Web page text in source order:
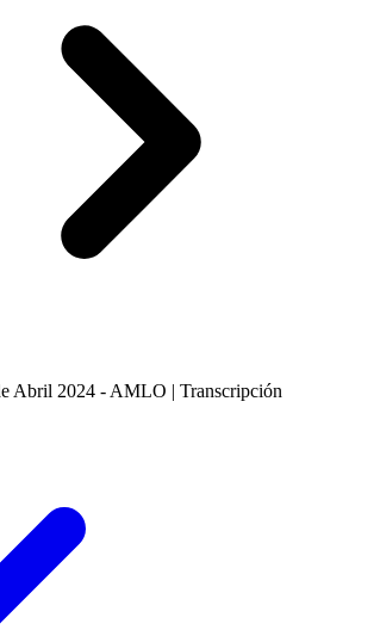
Abril 2024 - AMLO | Transcripción